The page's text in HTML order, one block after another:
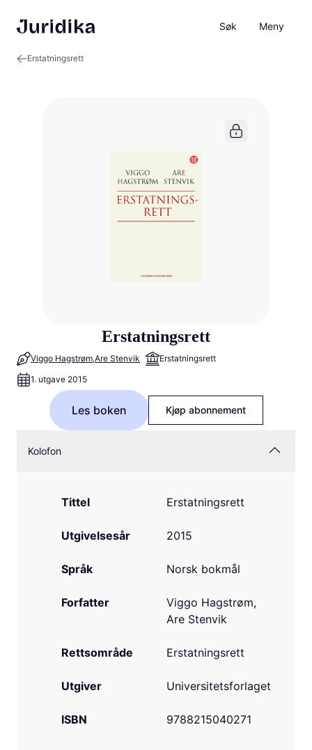
Søk Meny
Erstatningsrett
Erstatningsrett
Viggo Hagstrøm Are Stenvik
Erstatningsrett
1. utgave 2015
Les boken Kjøp abonnement
Kolofon
Tittel Erstatningsrett
Utgivelsesår 2015
Språk Norsk bokmål
Forfatter
Viggo Hagstrøm,
Are Stenvik
Rettsområde Erstatningsrett
Utgiver Universitetsforlaget
ISBN 9788215040271